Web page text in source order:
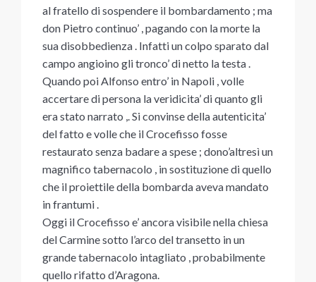
al fratello di sospendere il bombardamento ; ma
don Pietro continuo’ , pagando con la morte la
sua disobbedienza . Infatti un colpo sparato dal
campo angioino gli tronco’ di netto la testa .
Quando poi Alfonso entro’ in Napoli , volle
accertare di persona la veridicita’ di quanto gli
era stato narrato ,. Si convinse della autenticita’
del fatto e volle che il Crocefisso fosse
restaurato senza badare a spese ; dono’altresì un
magnifico tabernacolo , in sostituzione di quello
che il proiettile della bombarda aveva mandato
in frantumi .
Oggi il Crocefisso e’ ancora visibile nella chiesa
del Carmine sotto l’arco del transetto in un
grande tabernacolo intagliato , probabilmente
quello rifatto d’Aragona.